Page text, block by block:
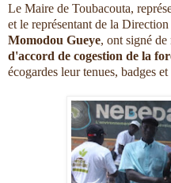
Le Maire de Toubacouta,
et le représentant de la
Momodou Gueye, ont signé
d'accord de cogestion de la
écogardes leur tenues, badges et